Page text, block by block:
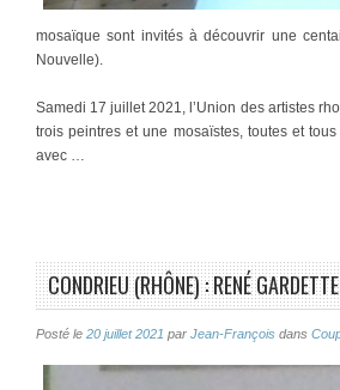
mosaïque sont invités à découvrir une
Nouvelle).
Samedi 17 juillet 2021, l’Union des artistes
trois peintres et une mosaïstes, toutes et
avec …
CONDRIEU (RHÔNE) : RENÉ
Posté le 20 juillet 2021 par Jean-François dans